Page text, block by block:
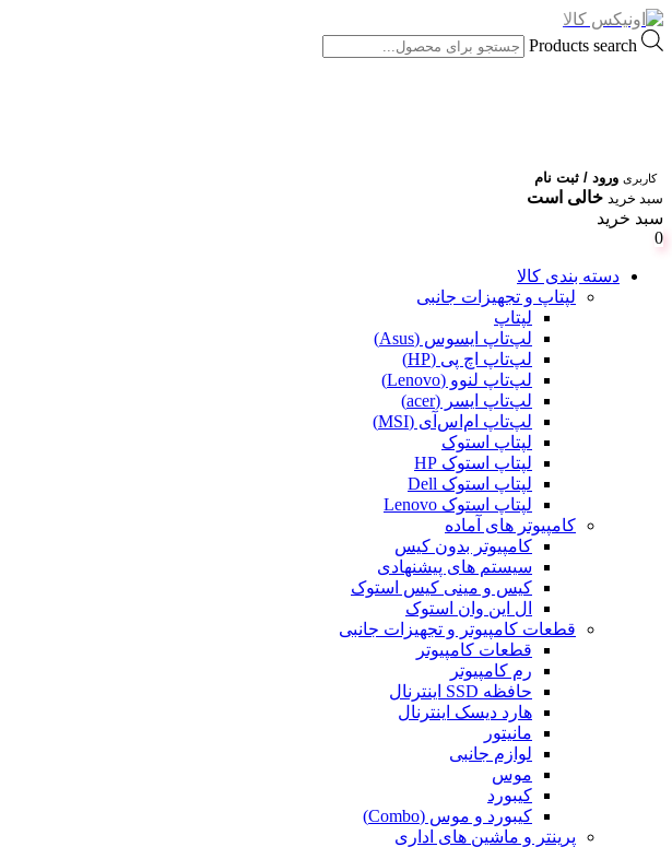
Products search
کاربری ورود / ثبت نام
سبد خرید خالی است
سبد خرید
0
دسته بندی کالا
لپتاپ و تجهیزات جانبی
لپتاپ
لپ‌تاپ ایسوس (Asus)
لپ‌تاپ اچ پی (HP)
لپ‌تاپ لنوو (Lenovo)
لپ‌تاپ ایسر (acer)
لپ‌تاپ ام‌اس‌آی (MSI)
لپتاپ استوک
لپتاپ استوک HP
لپتاپ استوک Dell
لپتاپ استوک Lenovo
کامپیوتر های آماده
کامپیوتر بدون کیس
سیستم های پیشنهادی
کیس و مینی کیس استوک
ال این وان استوک
قطعات کامپیوتر و تجهیزات جانبی
قطعات کامپیوتر
رم کامپیوتر
حافظه SSD اینترنال
هارد دیسک اینترنال
مانیتور
لوازم جانبی
موس
کیبورد
کیبورد و موس (Combo)
پرینتر و ماشین های اداری